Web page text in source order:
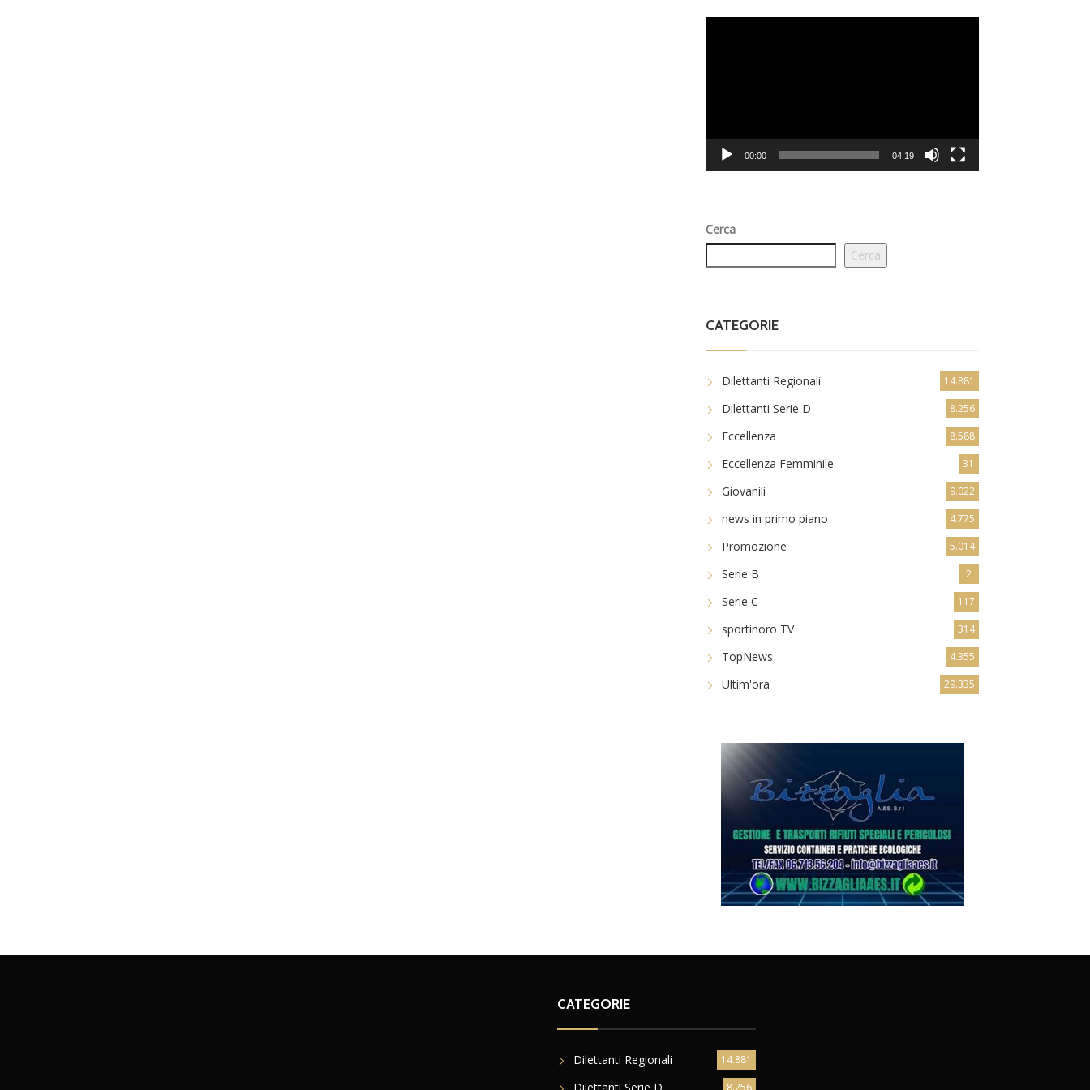
00:00 04:19
Cerca
Cerca
CATEGORIE
Dilettanti Regionali 14.881
Dilettanti Serie D 8.256
Eccellenza 8.588
Eccellenza Femminile 31
Giovanili 9.022
news in primo piano 4.775
Promozione 5.014
Serie B 2
Serie C 117
sportinoro TV 314
TopNews 4.355
Ultim'ora 29.335
CATEGORIE
Dilettanti Regionali 14.881
8.256